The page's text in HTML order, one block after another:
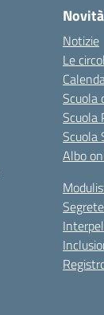
Novità
Notizie
Le
Scuola
Scuola
Scuola
Albo